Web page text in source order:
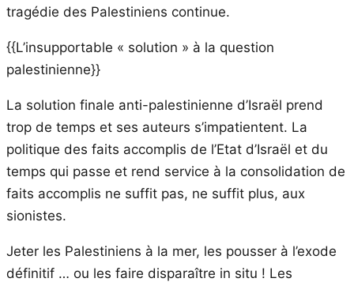
tragédie des Palestiniens continue.
{{L’insupportable « solution » à la question
palestinienne}}
La solution finale anti-palestinienne d’Israël prend
trop de temps et ses auteurs s’impatientent. La
politique des faits accomplis de l’Etat d’Israël et du
temps qui passe et rend service à la consolidation de
faits accomplis ne suffit pas, ne suffit plus, aux
sionistes.
Jeter les Palestiniens à la mer, les pousser à l’exode
définitif … ou les faire disparaître in situ ! Les